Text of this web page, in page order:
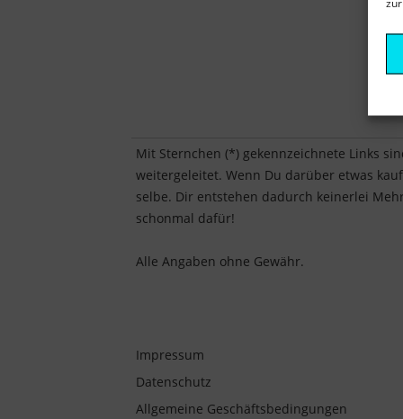
Mit Sternchen (*) gekennzeichnete Links
weitergeleitet. Wenn Du darüber etwas
selbe. Dir entstehen dadurch keinerlei
schonmal dafür!
Alle Angaben ohne Gewähr.
Impressum
Datenschutz
Allgemeine Geschäftsbedingungen